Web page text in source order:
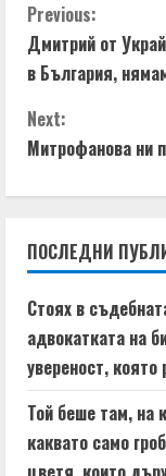
i
n
g
C
o
n
t
i
n
u
e
R
e
Previous:
Дмитрий от
в България,
Next:
Митрофанова ни
ПОСЛЕДНИ
Стоях в
адвокатката на
увереност,
Той беше там, на
каквато само